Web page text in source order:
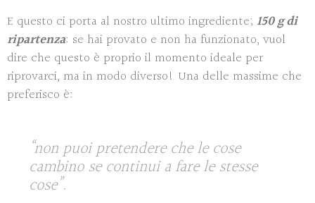
E questo ci porta al nostro ultimo ingrediente; 150 g di
ripartenza: se hai provato e non ha funzionato, vuol
dire che questo è proprio il momento ideale per
riprovarci, ma in modo diverso! Una delle massime che
preferisco è:
“non puoi pretendere che le cose
cambino se continui a fare le stesse
cose”.